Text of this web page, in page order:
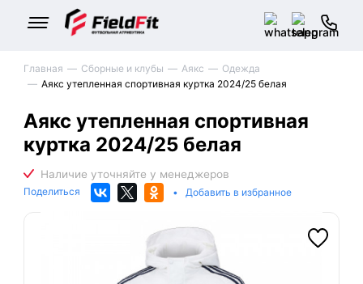
Главная Сборные и клубы Аякс
Одежда
Аякс утепленная спортивная куртка 2024/25 белая
Аякс утепленная спортивная
куртка 2024/25 белая
Поделиться • Добавить в избранное